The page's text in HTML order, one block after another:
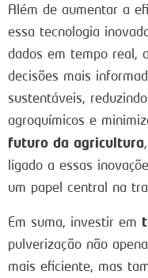
Além de aumentar a
essa tecnologia
dados em tempo real,
decisões mais
sustentáveis,
agroquímicos e
futuro da agricultura
ligado a essas
um papel central na
Em suma, investir em
pulverização não
mais eficiente, mas